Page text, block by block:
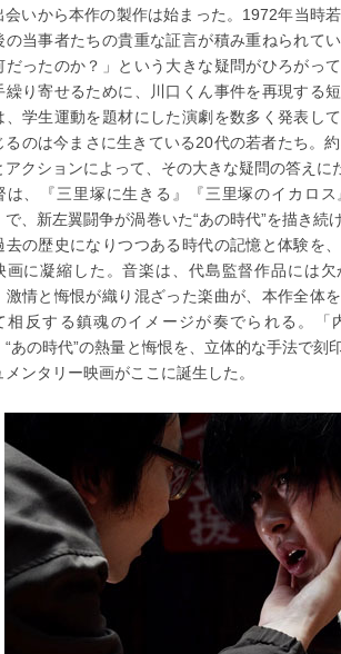
会いから本作の製作は始まった。1972年当時
の当事者たちの貴重な証言が積み重ねられて
だったのか？」という大きな疑問がひろがっ
繰り寄せるために、川口くん事件を再現する
、学生運動を題材にした演劇を数多く発表し
るのは今まさに生きている20代の若者たち。
アクションによって、その大きな疑問の答えに
は、『三里塚に生きる』『三里塚のイカロス
で、新左翼闘争が渦巻いた“あの時代”を描き続
去の歴史になりつつある時代の記憶と体験を
画に凝縮した。音楽は、代島監督作品には
激情と悔恨が織り混ざった楽曲が、本作全体
相反する鎮魂のイメージが奏でられる。「
“あの時代”の熱量と悔恨を、立体的な手法で刻
メンタリー映画がここに誕生した。